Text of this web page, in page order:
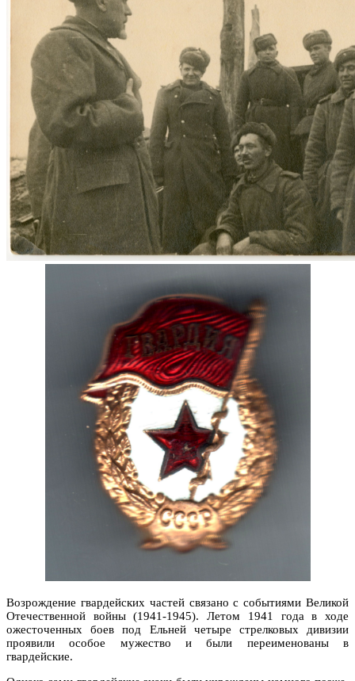
Возрождение гвардейских частей связано с событиями Великой
Отечественной войны (1941-1945). Летом 1941 года в ходе
ожесточенных боев под Ельней четыре стрелковых дивизии
проявили особое мужество и были переименованы в
гвардейские.